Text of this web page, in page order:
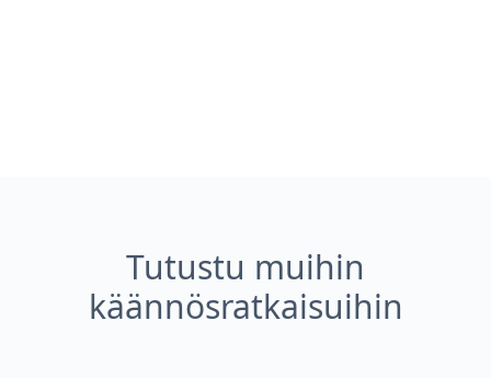
Tutustu muihin
käännösratkaisuihin